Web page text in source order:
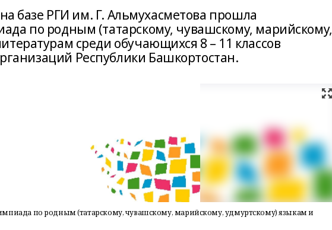
базе РГИ им. Г. Альмухасметова прошла
по родным (татарскому, чувашскому, марийскому,
среди обучающихся 8 – 11 классов
Республики Башкортостан.
по родным (татарскому, чувашскому, марийскому, удмуртскому) языкам и